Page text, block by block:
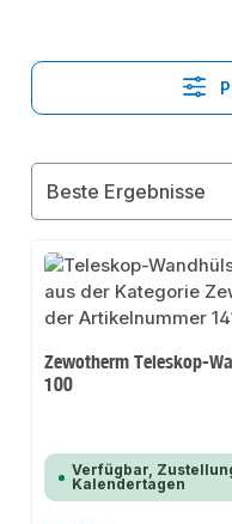
Zewotherm Teleskop-
100
Verfügbar,
Kalendertagen